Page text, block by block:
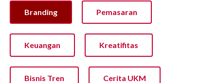
Branding Pemasaran
Keuangan Kreatifitas
Bisnis Tren Cerita UKM